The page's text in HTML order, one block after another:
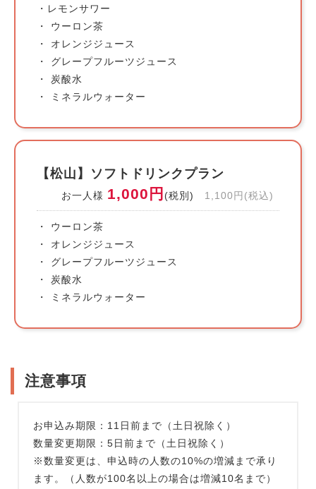
・レモンサワー
・ ウーロン茶
・ オレンジジュース
・ グレープフルーツジュース
・ 炭酸水
・ ミネラルウォーター
【松山】ソフトドリンクプラン
お一人様 1,000円 (税別) 1,100円(税込)
・ ウーロン茶
・ オレンジジュース
・ グレープフルーツジュース
・ 炭酸水
・ ミネラルウォーター
注意事項
お申込み期限：11日前まで（土日祝除く）
数量変更期限：5日前まで（土日祝除く）
※数量変更は、申込時の人数の10%の増減まで承り
ます。（人数が100名以上の場合は増減10名まで）